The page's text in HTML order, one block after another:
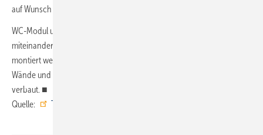
auf Wunsch auch flächenbündig montiert werden.
WC-Modul und Platten können im Tece-Sortiment beliebig
miteinander kombiniert und ohne Werkzeug in wenigen Schritten
montiert werden. In der Panzerhalle wurden insgesamt 27 Teceprofil-
Wände und Tecenow-Betätigungsplatten sowie 29 Waschtischmodule
verbaut. ■
Quelle:
Tece